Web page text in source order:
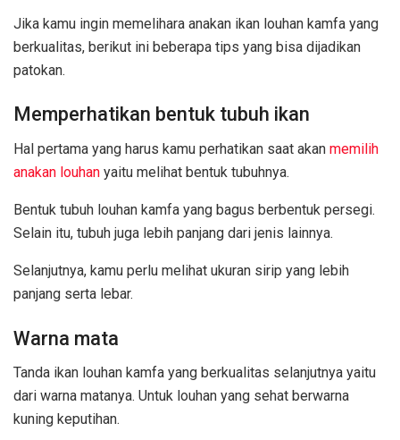
Jika kamu ingin memelihara anakan ikan louhan kamfa yang
berkualitas, berikut ini beberapa tips yang bisa dijadikan
patokan.
Memperhatikan bentuk tubuh ikan
Hal pertama yang harus kamu perhatikan saat akan memilih
anakan louhan yaitu melihat bentuk tubuhnya.
Bentuk tubuh louhan kamfa yang bagus berbentuk persegi.
Selain itu, tubuh juga lebih panjang dari jenis lainnya.
Selanjutnya, kamu perlu melihat ukuran sirip yang lebih
panjang serta lebar.
Warna mata
Tanda ikan louhan kamfa yang berkualitas selanjutnya yaitu
dari warna matanya. Untuk louhan yang sehat berwarna
kuning keputihan.